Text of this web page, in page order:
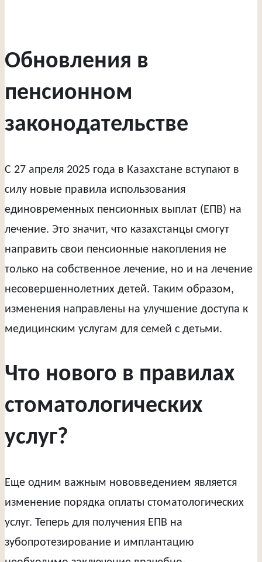
Обновления в
пенсионном
законодательстве
С 27 апреля 2025 года в Казахстане вступают в
силу новые правила использования
единовременных пенсионных выплат (ЕПВ) на
лечение. Это значит, что казахстанцы смогут
направить свои пенсионные накопления не
только на собственное лечение, но и на лечение
несовершеннолетних детей. Таким образом,
изменения направлены на улучшение доступа к
медицинским услугам для семей с детьми.
Что нового в правилах
стоматологических
услуг?
Еще одним важным нововведением является
изменение порядка оплаты стоматологических
услуг. Теперь для получения ЕПВ на
зубопротезирование и имплантацию